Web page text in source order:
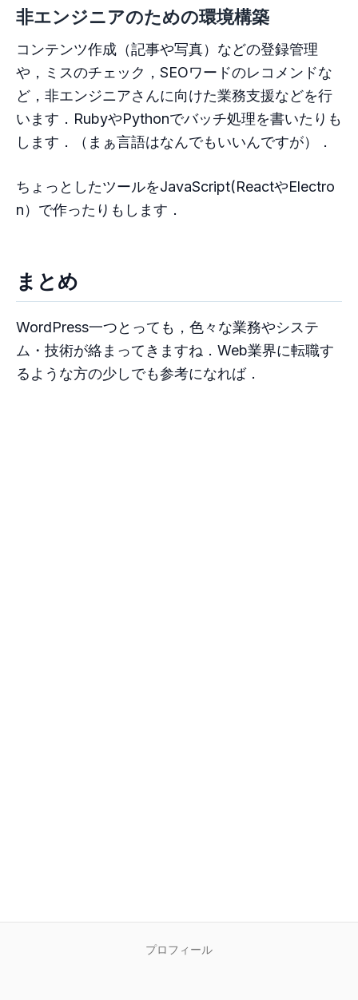
非エンジニアのための環境構築
コンテンツ作成（記事や写真）などの登録管理
や，ミスのチェック，SEOワードのレコメンドな
ど，非エンジニアさんに向けた業務支援などを行
います．RubyやPythonでバッチ処理を書いたりも
します．（まぁ言語はなんでもいいんですが）．
ちょっとしたツールをJavaScript(ReactやElectro
n）で作ったりもします．
まとめ
WordPress一つとっても，色々な業務やシステ
ム・技術が絡まってきますね．Web業界に転職す
るような方の少しでも参考になれば．
プロフィール